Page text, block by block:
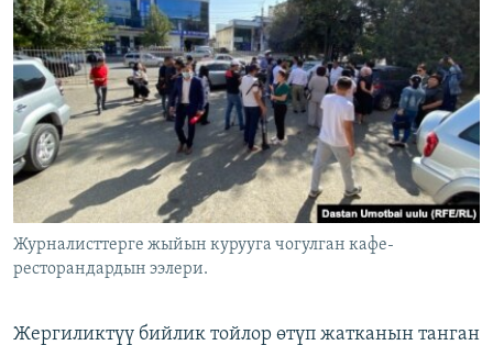
Журналисттерге жыйын курууга чогулган кафе-
ресторандардын ээлери.
Жергиликтүү бийлик тойлор өтүп жатканын танган